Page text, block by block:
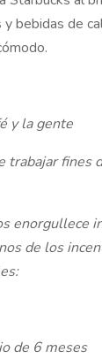
bebidas de
y la gente
trabajar fines
enorgullece
de los
de 6 meses